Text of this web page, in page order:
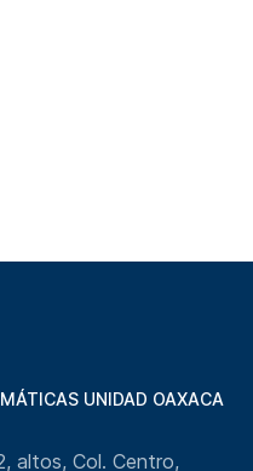
UNIDAD OAXACA
altos, Col. Centro,